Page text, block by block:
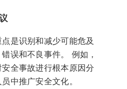
是识别和减少可能危及
误和不良事件。 例如，
全事故进行根本原因分
中推广安全文化。